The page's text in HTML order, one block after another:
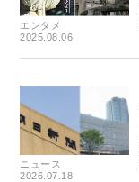
エンタメ
2025.08.06
ニュース
2026.07.18